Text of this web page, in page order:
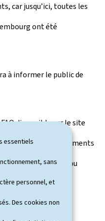
essentiels
sans
personnel, et
Des cookies non
car jusqu’ici, toutes les
ont été
à informer le public de
disponible sur le site
pour les renseignements
à adopter ou
8002 8080.
les personnes